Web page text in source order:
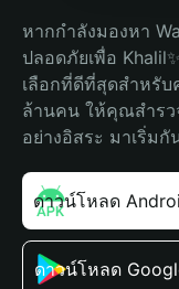
หากกำลังมองหา
ปลอดภัยเพื่อ
เลือกที่ดีที่สุดสำหรับ
ล้านคน ให้คุณสำรว
อย่างอิสระ มาเริ่มกั
ดาวน์โหลด
ดาวน์โหลด